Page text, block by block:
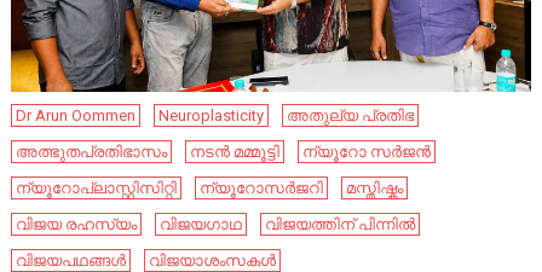
Dr Arun Oommen Neuroplasticity
അതുല്യ പ്രതിഭ
അത്ഭുതപ്രതിഭാസം
നടൻ മമ്മൂട്ടി
ന്യൂറോ സർജൻ
ന്യൂറോപ്ലാസ്റ്റിസിറ്റി
ന്യൂറോസർജറി
മസ്തിഷ്കം
വിജയ രഹസ്യം
വിജയഗാഥ
വിജയത്തിന് പിന്നിൽ
വിജയപഥങ്ങൾ
വിജയാശംസകൾ